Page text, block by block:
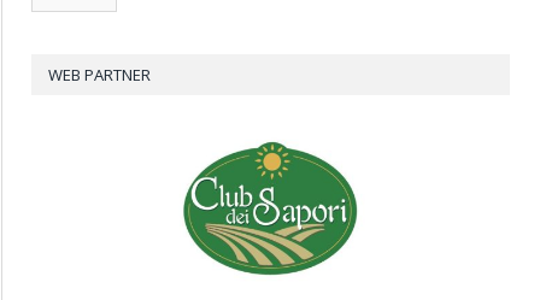
WEB PARTNER